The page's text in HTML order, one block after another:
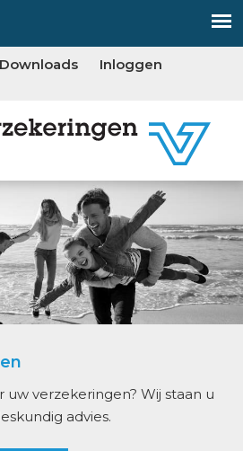
Downloads
Inloggen
uw verzekeringen? Wij staan u
advies.